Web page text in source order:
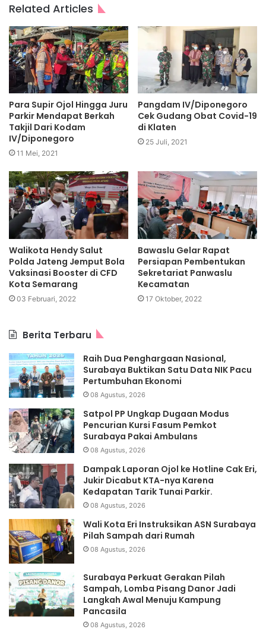
Related Articles
Para Supir Ojol Hingga Juru
Parkir Mendapat Berkah
Takjil Dari Kodam
IV/Diponegoro
11 Mei, 2021
Pangdam IV/Diponegoro
Cek Gudang Obat Covid-19
di Klaten
25 Juli, 2021
Walikota Hendy Salut
Polda Jateng Jemput Bola
Vaksinasi Booster di CFD
Kota Semarang
03 Februari, 2022
Bawaslu Gelar Rapat
Persiapan Pembentukan
Sekretariat Panwaslu
Kecamatan
17 Oktober, 2022
Berita Terbaru
Raih Dua Penghargaan Nasional,
Surabaya Buktikan Satu Data NIK Pacu
Pertumbuhan Ekonomi
08 Agustus, 2026
Satpol PP Ungkap Dugaan Modus
Pencurian Kursi Fasum Pemkot
Surabaya Pakai Ambulans
08 Agustus, 2026
Dampak Laporan Ojol ke Hotline Cak Eri,
Jukir Dicabut KTA-nya Karena
Kedapatan Tarik Tunai Parkir.
08 Agustus, 2026
Wali Kota Eri Instruksikan ASN Surabaya
Pilah Sampah dari Rumah
08 Agustus, 2026
Surabaya Perkuat Gerakan Pilah
Sampah, Lomba Pisang Danor Jadi
Langkah Awal Menuju Kampung
Pancasila
08 Agustus, 2026